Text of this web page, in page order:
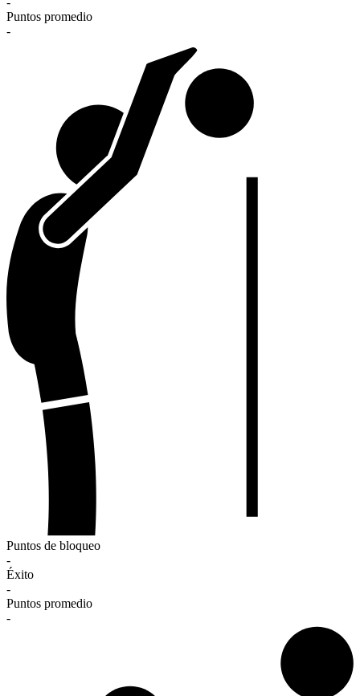
Puntos promedio
-
Puntos de bloqueo
-
Éxito
-
Puntos promedio
-